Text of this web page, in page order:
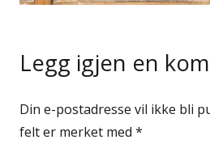
Legg igjen en
Din e-postadresse vil ikke bli
felt er merket med *